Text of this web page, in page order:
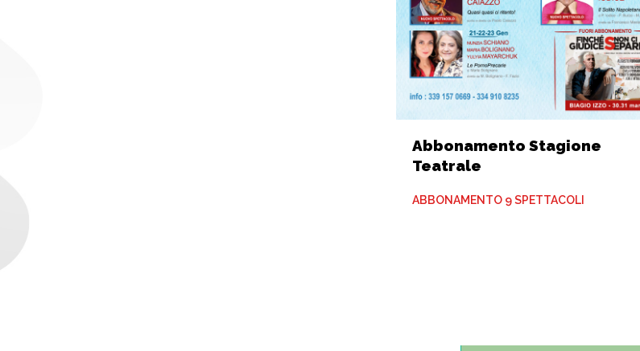
Abbonamento Stagione
Teatrale
ABBONAMENTO 9 SPETTACOLI